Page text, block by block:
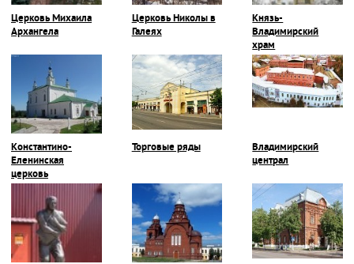
Церковь Михаила
Архангела
Церковь Николы в
Галеях
Князь-
Владимирский
храм
Константино-
Еленинская
церковь
Торговые ряды
Владимирский
централ